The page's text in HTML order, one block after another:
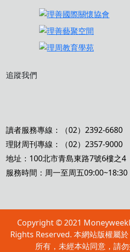
追蹤我們
讀者服務專線：（02）2392-6680
理財周刊專線：（02）2357-9000
地址：100北市青島東路7號6樓之4
服務時間：周一至周五09:00~18:30
Copyright © 2021
Rights Reserved. 本網站版權屬
所有，未經本站同意，請